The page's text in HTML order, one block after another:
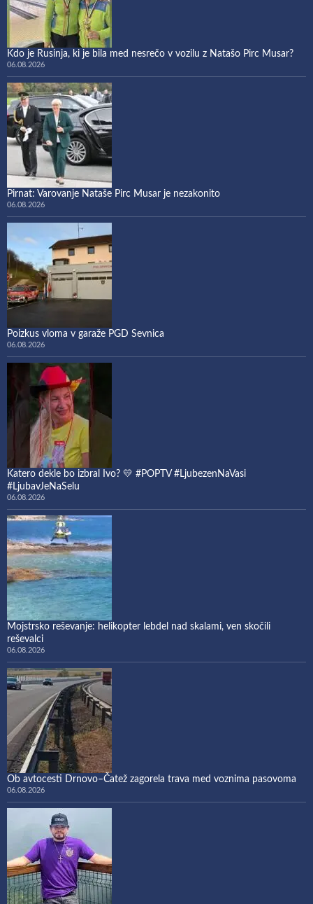
Kdo je Rusinja, ki je bila med nesrečo v vozilu z Natašo Pirc Musar?
06.08.2026
Pirnat: Varovanje Nataše Pirc Musar je nezakonito
06.08.2026
Poizkus vloma v garaže PGD Sevnica
06.08.2026
Katero dekle bo izbral Ivo? 💛 #POPTV #LjubezenNaVasi
#LjubavJeNaSelu
06.08.2026
Mojstrsko reševanje: helikopter lebdel nad skalami, ven skočili
reševalci
06.08.2026
Ob avtocesti Drnovo–Čatež zagorela trava med voznima pasovoma
06.08.2026